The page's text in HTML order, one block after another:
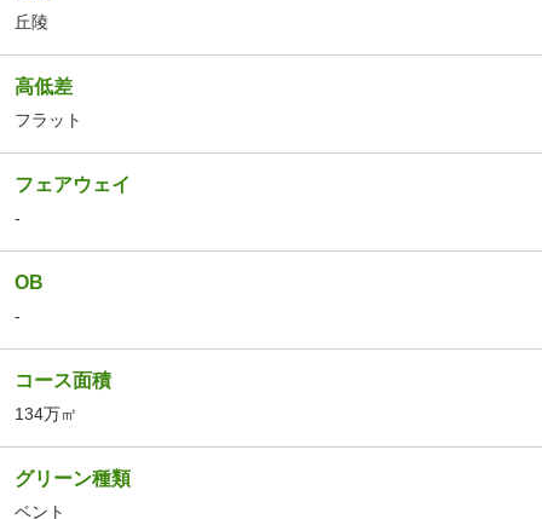
丘陵
高低差
フラット
フェアウェイ
-
OB
-
コース面積
134万㎡
グリーン種類
ベント